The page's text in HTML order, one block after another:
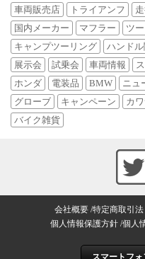
車両販売店
トライアンフ
国内メーカー
マフラー ツ
キャンプツーリング
ハンドル
展示会
試乗会 車両情報
ホンダ
電装品 BMW ニュ
グローブ
キャンペーン カ
バイク雑貨
会社概要 特定商取引法
個人情報保護方針 個人
スマートフォ